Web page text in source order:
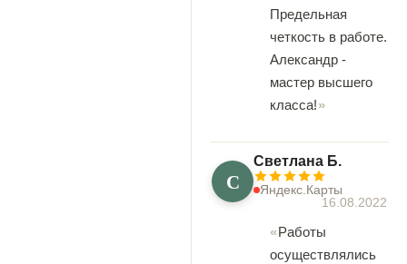
Предельная
четкость в работе.
Александр -
мастер высшего
класса!
С
Светлана Б.
Яндекс.Карты
16.08.2022
Работы
осуществлялись